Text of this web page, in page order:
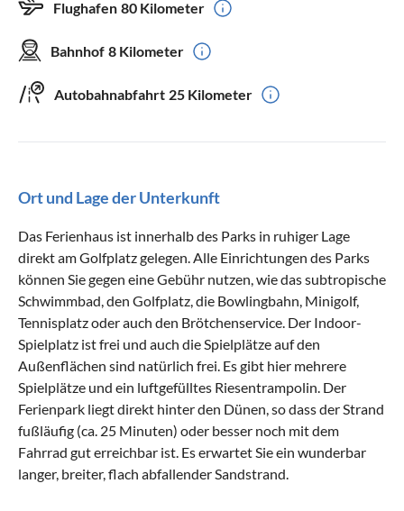
Flughafen 80 Kilometer
Bahnhof 8 Kilometer
Autobahnabfahrt 25 Kilometer
Ort und Lage der Unterkunft
Das Ferienhaus ist innerhalb des Parks in ruhiger Lage
direkt am Golfplatz gelegen. Alle Einrichtungen des Parks
können Sie gegen eine Gebühr nutzen, wie das subtropische
Schwimmbad, den Golfplatz, die Bowlingbahn, Minigolf,
Tennisplatz oder auch den Brötchenservice. Der Indoor-
Spielplatz ist frei und auch die Spielplätze auf den
Außenflächen sind natürlich frei. Es gibt hier mehrere
Spielplätze und ein luftgefülltes Riesentrampolin. Der
Ferienpark liegt direkt hinter den Dünen, so dass der Strand
fußläufig (ca. 25 Minuten) oder besser noch mit dem
Fahrrad gut erreichbar ist. Es erwartet Sie ein wunderbar
langer, breiter, flach abfallender Sandstrand.